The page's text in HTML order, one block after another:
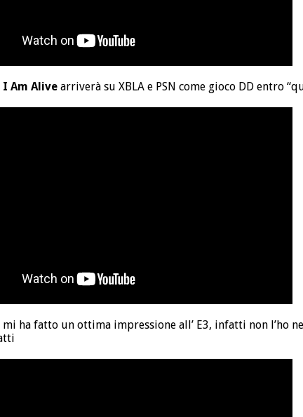
I Am Alive arriverà su XBLA e PSN come gioco DD entro
ha fatto un ottima impressione all’ E3, infatti non l’ho